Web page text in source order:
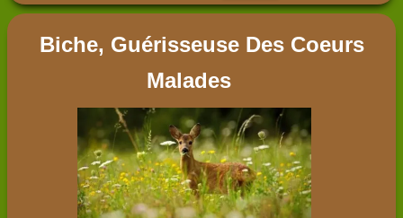
Biche, Guérisseuse Des Coeurs
Malades